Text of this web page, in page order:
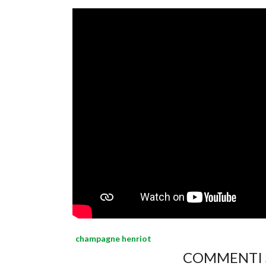
champagne henriot
COMMENTI